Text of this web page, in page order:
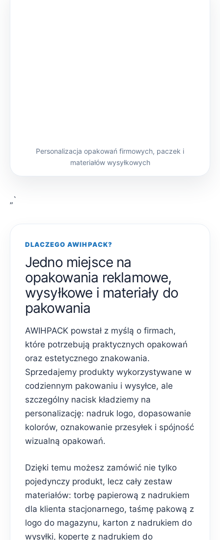
Personalizacja opakowań firmowych, paczek i
materiałów wysyłkowych
„`
DLACZEGO AWIHPACK?
Jedno miejsce na
opakowania reklamowe,
wysyłkowe i materiały do
pakowania
AWIHPACK powstał z myślą o firmach,
które potrzebują praktycznych opakowań
oraz estetycznego znakowania.
Sprzedajemy produkty wykorzystywane w
codziennym pakowaniu i wysyłce, ale
szczególny nacisk kładziemy na
personalizację: nadruk logo, dopasowanie
kolorów, oznakowanie przesyłek i spójność
wizualną opakowań.
Dzięki temu możesz zamówić nie tylko
pojedynczy produkt, lecz cały zestaw
materiałów: torbę papierową z nadrukiem
dla klienta stacjonarnego, taśmę pakową z
logo do magazynu, karton z nadrukiem do
wysyłki, kopertę z nadrukiem do